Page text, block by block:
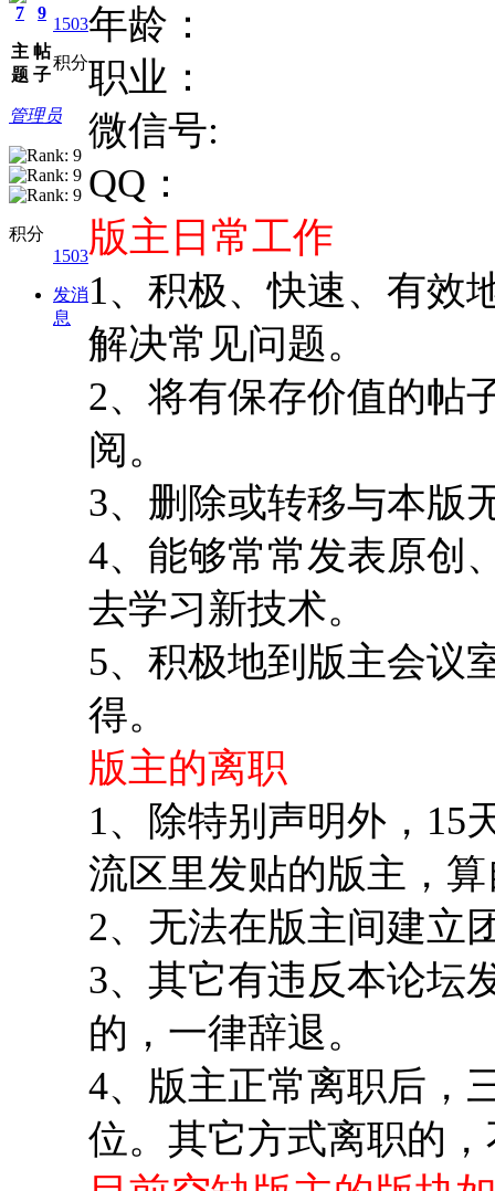
7
主
题
9
帖
子
1503
积分
管理员
积分
1503
发消
息
年龄：
职业：
微信号:
QQ：
版主日常工作
1、积极、快速、有效
解决常见问题。
2、将有保存价值的帖
阅。
3、删除或转移与本版
4、能够常常发表原创
去学习新技术。
5、积极地到版主会议
得。
版主的离职
1、除特别声明外，15
流区里发贴的版主，
2、无法在版主间建立
3、其它有违反本论坛
的，一律辞退。
4、版主正常离职后，
位。其它方式离职的